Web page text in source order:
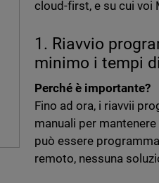
cloud-first, e su cui voi
1. Riavvio
minimo i tempi
Perché è importante?
Fino ad ora, i riavvii
manuali per
può essere
remoto, nessuna